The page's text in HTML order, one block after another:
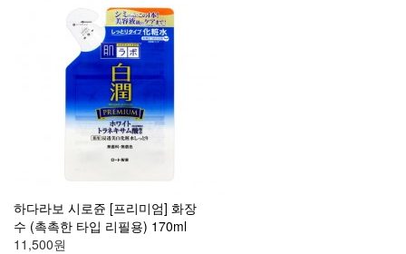
하다라보 시로쥰 [프리미엄] 화장
수 (촉촉한 타입 리필용) 170ml
11,500원